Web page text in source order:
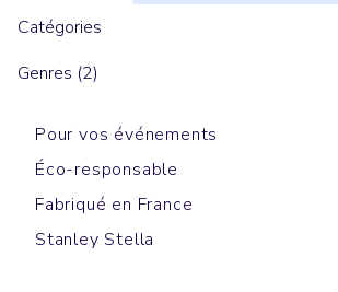
Catégories
Genres (2)
Pour vos événements
Éco-responsable
Fabriqué en France
Stanley Stella